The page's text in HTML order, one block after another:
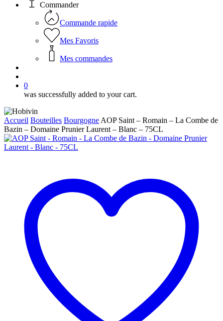
Commander
Commande rapide
Mes Favoris
Mes commandes
0
was successfully added to your cart.
Accueil Bouteilles Bourgogne AOP Saint – Romain – La Combe de
Bazin – Domaine Prunier Laurent – Blanc – 75CL